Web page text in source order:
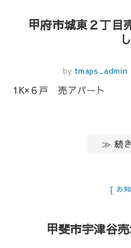
甲府市城東２丁
by tmaps_admin
1K×６戸 売アパート
≫ 続
お
甲斐市宇津谷